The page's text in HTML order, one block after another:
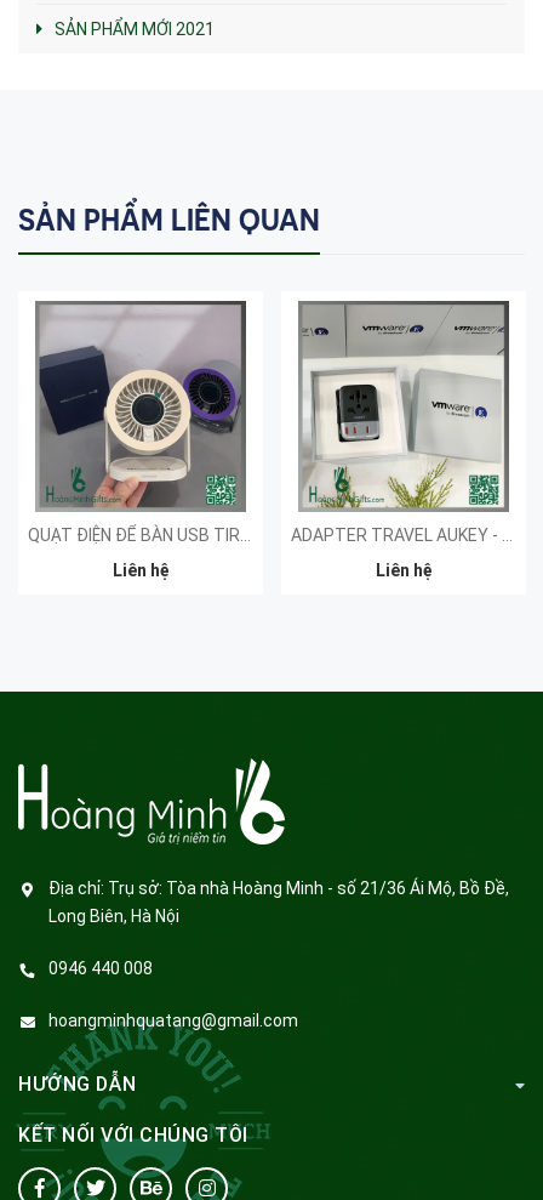
SẢN PHẨM MỚI 2021
SẢN PHẨM LIÊN QUAN
Liên hệ
Liên hệ
Địa chỉ: Trụ sở: Tòa nhà Hoàng Minh - số 21/36 Ái Mộ, Bồ Đề,
Long Biên, Hà Nội
0946 440 008
hoangminhquatang@gmail.com
HƯỚNG DẪN
KẾT NỐI VỚI CHÚNG TÔI